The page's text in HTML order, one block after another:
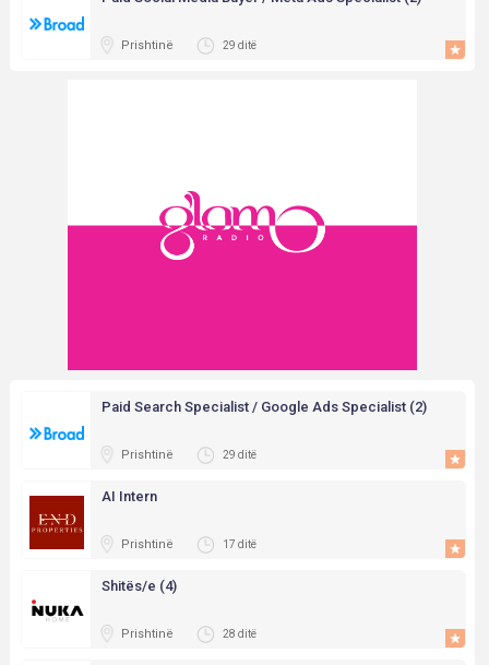
Prishtinë 29 ditë
Paid Search Specialist / Google Ads Specialist (2)
Prishtinë 29 ditë
AI Intern
Prishtinë 17 ditë
Shitës/e (4)
Prishtinë 28 ditë